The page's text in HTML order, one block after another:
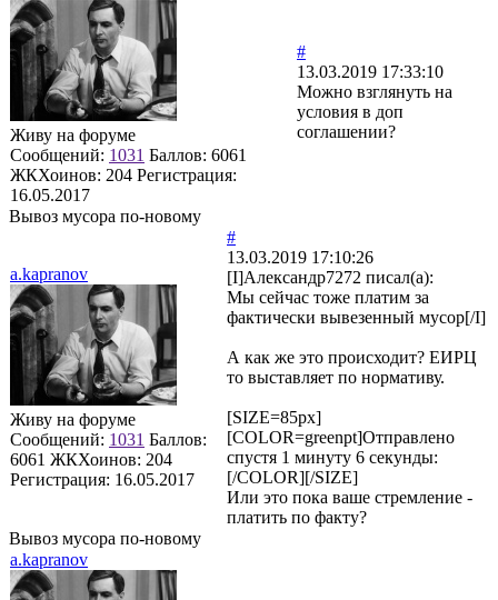
Живу на форуме
Сообщений: 1031 Баллов: 6061
ЖКХоинов: 204 Регистрация:
16.05.2017
#
13.03.2019 17:33:10
Можно взглянуть на
условия в доп
соглашении?
Вывоз мусора по-новому
a.kapranov
Живу на форуме
Сообщений: 1031 Баллов:
6061 ЖКХоинов: 204
Регистрация: 16.05.2017
#
13.03.2019 17:10:26
[I]Александр7272 писал(а):
Мы сейчас тоже платим за
фактически вывезенный мусор[/I]
А как же это происходит? ЕИРЦ
то выставляет по нормативу.
[SIZE=85px]
[COLOR=greenpt]Отправлено
спустя 1 минуту 6 секунды:
[/COLOR][/SIZE]
Или это пока ваше стремление -
платить по факту?
Вывоз мусора по-новому
a.kapranov